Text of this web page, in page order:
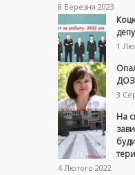
8 Березня 2023
1
3
На
4 Лютого 2022